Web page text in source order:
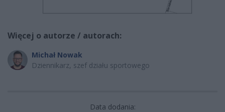
Więcej o autorze / autorach:
Michał Nowak
Dziennikarz, szef działu sportowego
Data dodania: